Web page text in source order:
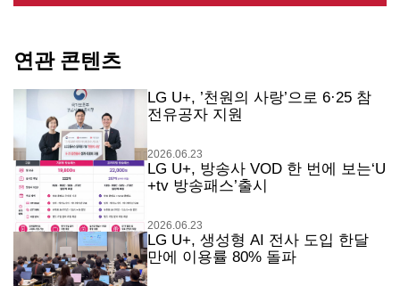
연관 콘텐츠
LG U+, ’천원의 사랑’으로 6·25 참
전유공자 지원
2026.06.23
LG U+, 방송사 VOD 한 번에 보는‘U
+tv 방송패스’출시
2026.06.23
LG U+, 생성형 AI 전사 도입 한달
만에 이용률 80% 돌파